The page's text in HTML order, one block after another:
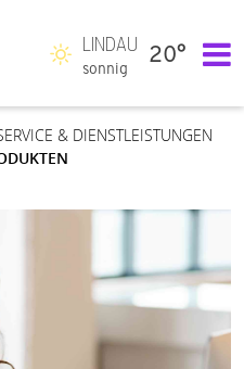
LINDAU
sonnig
20°
& DIENSTLEISTUNGEN